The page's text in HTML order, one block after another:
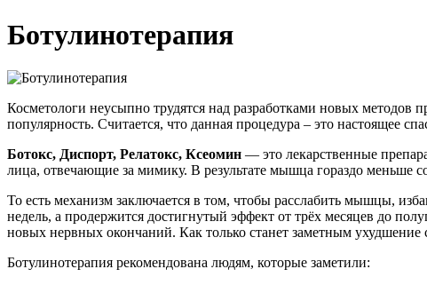
Ботулинотерапия
Косметологи неусыпно трудятся над разработками новых
популярность. Считается, что данная процедура – это настоящее
Ботокс, Диспорт, Релатокс, Ксеомин — это лекарственные
лица, отвечающие за мимику. В результате мышца гораздо меньше
То есть механизм заключается в том, чтобы расслабить мышцы,
недель, а продержится достигнутый эффект от трёх месяцев до
новых нервных окончаний. Как только станет заметным
Ботулинотерапия рекомендована людям, которые заметили: